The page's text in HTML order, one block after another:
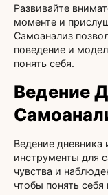
Развивайте
моменте и
Самоанализ
поведение и
понять себя.
Ведение
Ведение
инструменты для
чувства и
чтобы понять